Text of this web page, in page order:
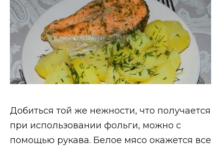
Добиться той же нежности, что получается
при использовании фольги, можно с
помощью рукава. Белое мясо окажется все